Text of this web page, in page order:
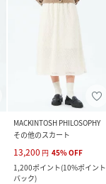
MACKINTOSH PHILOSOPHY
その他のスカート
13,200 円 45%OFF
1,200ポイント(10%ポイント
バック)